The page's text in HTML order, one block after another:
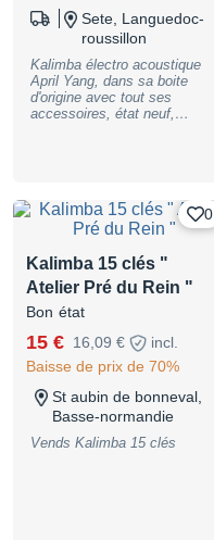
Sete, Languedoc-
roussillon
Kalimba électro acoustique
April Yang, dans sa boite
d'origine avec tout ses
accessoires, état neuf,
0
Kalimba 15 clés "
Atelier Pré du Rein "
Bon état
15 € 16,09 €
incl.
Baisse de prix de 70%
St aubin de bonneval,
Basse-normandie
Vends Kalimba 15 clés